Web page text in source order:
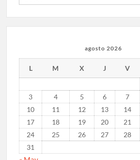
agosto 2026
L M X J V
3
4 5 6 7
10
11 12 13 14
17
18 19 20 21
24
25 26 27 28
31